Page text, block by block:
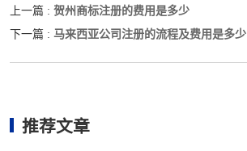
上一篇 : 贺州商标注册的费用是多少
下一篇 : 马来西亚公司注册的流程及费用是多少
推荐文章